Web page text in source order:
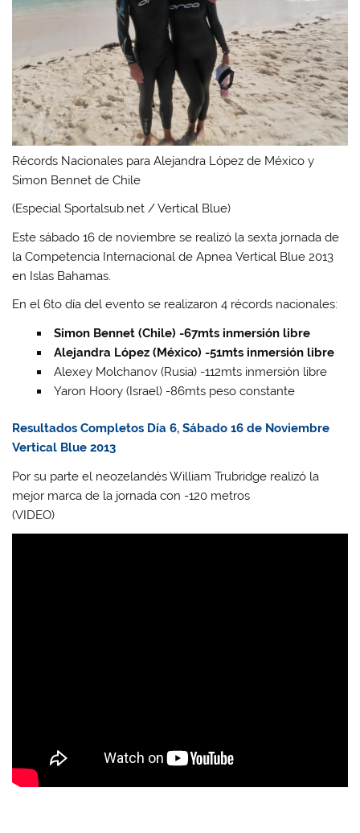
Récords Nacionales para Alejandra López de México y
Simon Bennet de Chile
(Especial Sportalsub.net / Vertical Blue)
Este sábado 16 de noviembre se realizó la sexta jornada de
la Competencia Internacional de Apnea Vertical Blue 2013
en Islas Bahamas.
En el 6to día del evento se realizaron 4 récords nacionales:
Simon Bennet (Chile) -67mts inmersión libre
Alejandra López (México) -51mts inmersión libre
Alexey Molchanov (Rusia) -112mts inmersión libre
Yaron Hoory (Israel) -86mts peso constante
Resultados Completos Día 6, Sábado 16 de Noviembre
Vertical Blue 2013
Por su parte el neozelandés William Trubridge realizó la
mejor marca de la jornada con -120 metros
(VIDEO)